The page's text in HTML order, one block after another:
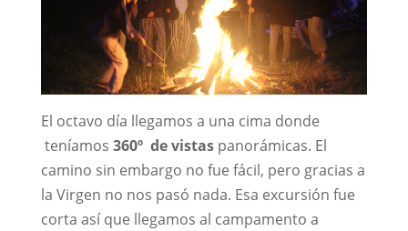
El octavo día llegamos a una cima donde
teníamos 360º de vistaspanorámicas. El
camino sin embargo no fue fácil, pero gracias a
la Virgen no nos pasó nada. Esa excursión fue
corta así que llegamos al campamento a